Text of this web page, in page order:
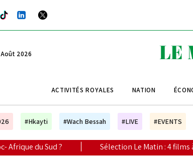
Août 2026
ACTIVITÉS ROYALES NATION
#Hkayti #Wach Bessah #LIVE #EVENTS
| Sélection Le Matin : 4 films à ne pas